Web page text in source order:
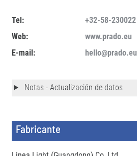
Tel:
+32-58-230022
Web:
www.prado.eu
E-mail:
hello@prado.eu
Notas - Actualización de datos
Fabricante